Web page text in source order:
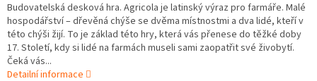
Budovatelská desková hra. Agricola je latinský výraz pro farmáře. Malé
hospodářství – dřevěná chýše se dvěma místnostmi a dva lidé, kteří v
této chýši žijí. To je základ této hry, která vás přenese do těžké doby
17. Století, kdy si lidé na farmách museli sami zaopatřit své živobytí.
Čeká vás...
Detailní informace